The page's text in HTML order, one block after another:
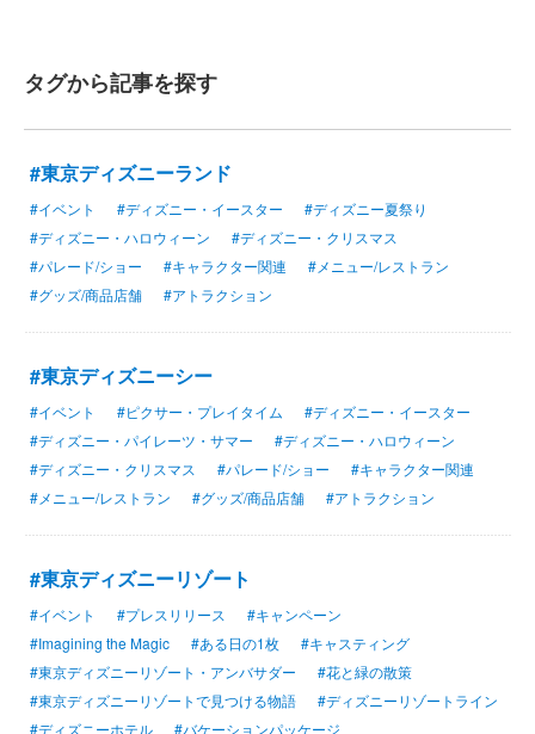
タグから記事を探す
#東京ディズニーランド
#イベント #ディズニー・イースター
#ディズニー夏祭り
#ディズニー・ハロウィーン
#ディズニー・クリスマス
#パレード/ショー
#キャラクター関連
#メニュー/レストラン
#グッズ/商品店舗
#アトラクション
#東京ディズニーシー
#イベント #ピクサー・プレイタイム
#ディズニー・イースター
#ディズニー・パイレーツ・サマー
#ディズニー・ハロウィーン
#ディズニー・クリスマス
#パレード/ショー
#キャラクター関連
#メニュー/レストラン
#グッズ/商品店舗 #アトラクション
#東京ディズニーリゾート
#イベント #プレスリリース
#キャンペーン
#Imagining the Magic
#ある日の1枚
#キャスティング
#東京ディズニーリゾート・アンバサダー
#花と緑の散策
#東京ディズニーリゾートで見つける物語
#ディズニーリゾートライン
#ディズニーホテル
#バケーションパッケージ